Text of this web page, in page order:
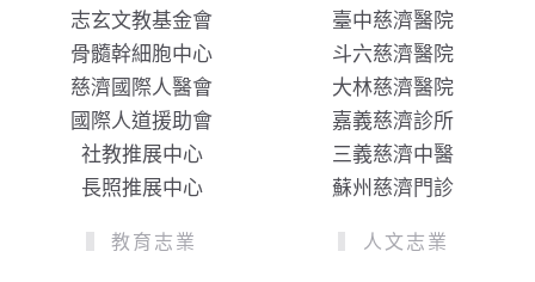
志玄文教基金會
骨髓幹細胞中心
慈濟國際人醫會
國際人道援助會
社教推展中心
長照推展中心
臺中慈濟醫院
斗六慈濟醫院
大林慈濟醫院
嘉義慈濟診所
三義慈濟中醫
蘇州慈濟門診
教育志業 人文志業